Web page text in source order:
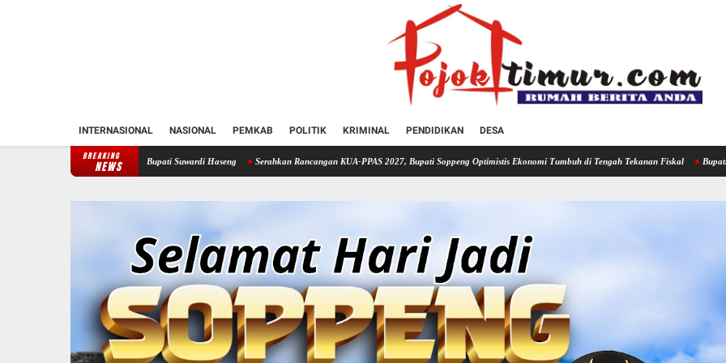
INTERNASIONAL NASIONAL PEMKAB POLITIK KRIMINAL PENDIDIKAN DESA
BREAKING
NEWS
Temui Bupati Suwardi Haseng Serahkan Rancangan KUA-PPAS 2027, Bupati Soppeng Optimistis Ekonomi Tumbuh di Tengah Tekanan Fiskal Bupati Soppeng Hadiri